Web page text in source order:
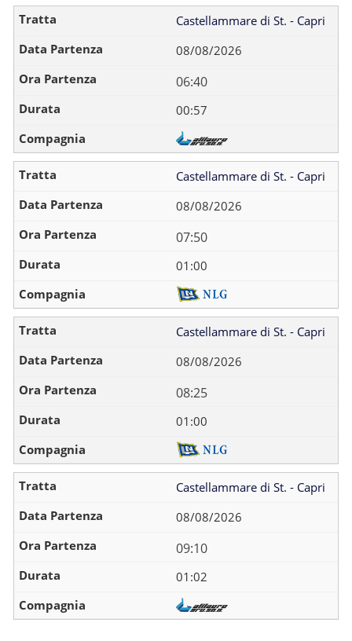
Castellammare di St. - Capri
08/08/2026
06:40
00:57
Castellammare di St. - Capri
08/08/2026
07:50
01:00
Castellammare di St. - Capri
08/08/2026
08:25
01:00
Castellammare di St. - Capri
08/08/2026
09:10
01:02